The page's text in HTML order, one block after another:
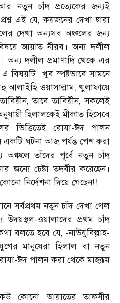
নতুন চাঁদ প্রত্যেকের জন্যই
এই যে, কয়জনের দেখা দ্বারা
দেখা অন্যসব অঞ্চলের জন্য
আয়াত নীরব। অন্য দলীল
অন্য দলীল প্রমাণাদি থেকে এর
বিষয়টি খুব স্পষ্টভাবে সামনে
আলাইহি ওয়াসাল্লাম, খুলাফায়ে
তাবে তাবিয়ীন, সকলেই
হিলালকেই মীকাত হিসেবে
ভিত্তিতেই রোযা-ঈদ পালন
ঘটনা আজ পর্যন্ত পেশ করা
অঞ্চলে তাঁদের পূর্বে নতুন চাঁদ
জন্যে চেষ্টা তদবীর করেছেন।
নির্দেশনা দিয়ে গেছেন!!
সর্বপ্রথম নতুন চাঁদ দেখা গেল
ওয়ালাদের প্রথম চাঁদ
বলতে হবে যে, -নাউযুবিল্লাহ-
মানুষেরা হিলাল বা নতুন
ঈদ পালন করা থেকে মাহরূম
কোনো আয়াতের তাফসীর